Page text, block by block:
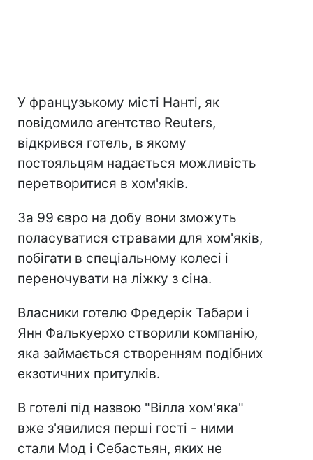
У французькому місті Нанті, як
повідомило агентство Reuters,
відкрився готель, в якому
постояльцям надається можливість
перетворитися в хом'яків.
За 99 євро на добу вони зможуть
поласуватися стравами для хом'яків,
побігати в спеціальному колесі і
переночувати на ліжку з сіна.
Власники готелю Фредерік Табари і
Янн Фалькуерхо створили компанію,
яка займається створенням подібних
екзотичних притулків.
В готелі під назвою "Вілла хом'яка"
вже з'явилися перші гості - ними
стали Мод і Себастьян, яких не